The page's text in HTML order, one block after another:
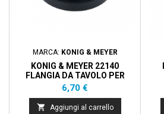
MARCA: KONIG & MEYER
KONIG & MEYER 22140
FLANGIA DA TAVOLO PER
MICROFONO
Prezzo
6,70 €
 Aggiungi al carrello